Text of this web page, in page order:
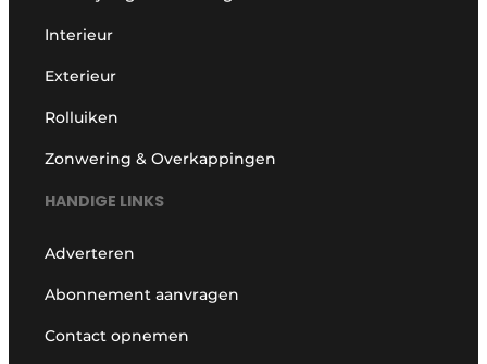
Interieur
Exterieur
Rolluiken
Zonwering & Overkappingen
HANDIGE LINKS
Adverteren
Abonnement aanvragen
Contact opnemen